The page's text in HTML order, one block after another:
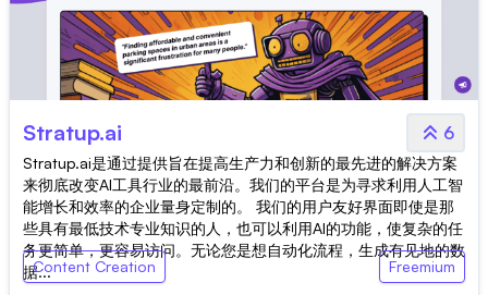
Stratup.ai 6
Stratup.ai是通过提供旨在提高生产力和创新的最先进的解决方案
来彻底改变AI工具行业的最前沿。我们的平台是为寻求利用人工智
能增长和效率的企业量身定制的。 我们的用户友好界面即使是那
些具有最低技术专业知识的人，也可以利用AI的功能，使复杂的任
务更简单，更容易访问。无论您是想自动化流程，生成有见地的数
据...
Content Creation Freemium